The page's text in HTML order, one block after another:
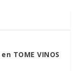
TOME VINOS